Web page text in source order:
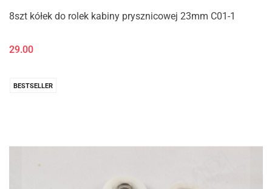
8szt kółek do rolek kabiny prysznicowej 23mm C01-1
29.00
BESTSELLER